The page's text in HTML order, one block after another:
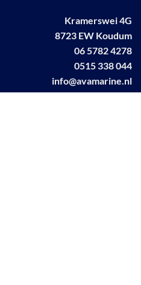
Kramerswei 4G
8723 EW Koudum
06 5782 4278
0515 338 044
info@avamarine.nl